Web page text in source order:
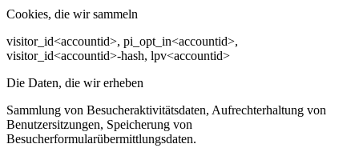
Cookies, die wir sammeln
visitor_id<accountid>, pi_opt_in<accountid>,
visitor_id<accountid>-hash, lpv<accountid>
Die Daten, die wir erheben
Sammlung von Besucheraktivitätsdaten, Aufrechterhaltung von
Benutzersitzungen, Speicherung von
Besucherformularübermittlungsdaten.